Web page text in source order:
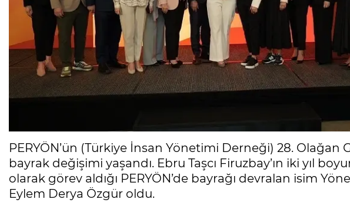
PERYÖN’ün (Türkiye İnsan Yönetimi Derneği) 28. Olağan
bayrak değişimi yaşandı. Ebru Taşcı Firuzbay’ın iki yıl
olarak görev aldığı PERYÖN’de bayrağı devralan isim
Eylem Derya Özgür oldu.